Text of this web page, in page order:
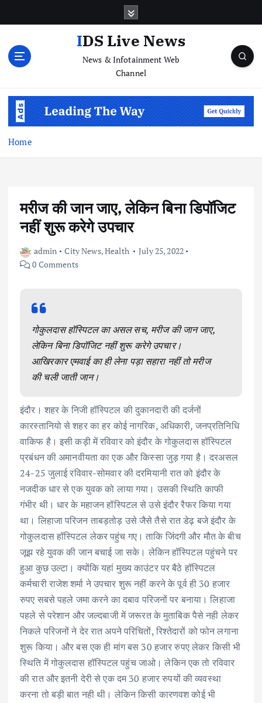
IDS Live News
News & Infotainment Web
Channel
Home
मरीज की जान जाए, लेकिन बिना डिपॉजिट
नहीं शुरू करेगे उपचार
admin City News,Health
July 25, 2022
0 Comments
गोकुलदास हॉस्पिटल का असल सच, मरीज की जान जाए,
लेकिन बिना डिपॉजिट नहीं शुरू करेगे उपचार।
आखिरकार एमवाई का ही लेना पड़ा सहारा नहीं तो मरीज
की चली जाती जान।
इंदौर। शहर के निजी हॉस्पिटल की दुकानदारी की दर्जनों
कारस्तानियो से शहर का हर कोई नागरिक, अधिकारी, जनप्रतिनिधि
वाकिफ है। इसी कड़ी में रविवार को इंदौर के गोकुलदास हॉस्पिटल
प्रबंधन की अमानवीयता का एक और किस्सा जुड़ गया है। दरअसल
24-25 जुलाई रविवार-सोमवार की दरमियानी रात को इंदौर के
नजदीक धार से एक युवक को लाया गया। उसकी स्थिति काफी
गंभीर थी। धार के महाजन हॉस्पिटल से उसे इंदौर रैफर किया गया
था। लिहाजा परिजन ताबड़तोड़ उसे जैसे तैसे रात डेढ़ बजे इंदौर के
गोकुलदास हॉस्पिटल लेकर पहुंच गए। ताकि जिंदगी और मौत के बीच
जूझ रहे युवक की जान बचाई जा सके। लेकिन हॉस्पिटल पहुंचने पर
हुआ कुछ उल्टा। क्योंकि यहां मुख्य काउंटर पर बैठे हॉस्पिटल
कर्मचारी राजेश शर्मा ने उपचार शुरू नहीं करने के पूर्व ही 30 हजार
रुपए सबसे पहले जमा करने का दबाव परिजनों पर बनाया। लिहाजा
पहले से परेशान और जल्दबाजी में जरूरत के मुताबिक पैसे नही लेकर
निकले परिजनों ने देर रात अपने परिचितों, रिश्तेदारों को फोन लगाना
शुरू किया। और बस एक ही मांग बस 30 हजार रुपए लेकर किसी भी
स्थिति में गोकुलदास हॉस्पिटल पहुंच जाओ। लेकिन एक तो रविवार
की रात और इतनी देरी से एक दम 30 हजार रुपयों की व्यवस्था
करना तो बड़ी बात नही थी। लेकिन किसी कारणवश कोई भी